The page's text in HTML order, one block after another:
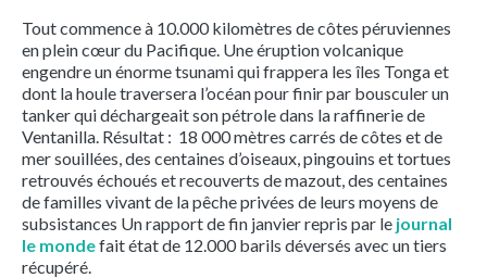
Tout commence à 10.000 kilomètres de côtes péruviennes
en plein cœur du Pacifique. Une éruption volcanique
engendre un énorme tsunami qui frappera les îles Tonga et
dont la houle traversera l’océan pour finir par bousculer un
tanker qui déchargeait son pétrole dans la raffinerie de
Ventanilla. Résultat : 18 000 mètres carrés de côtes et de
mer souillées, des centaines d’oiseaux, pingouins et tortues
retrouvés échoués et recouverts de mazout, des centaines
de familles vivant de la pêche privées de leurs moyens de
subsistances Un rapport de fin janvier repris par le journal
le mondefait état de 12.000 barils déversés avec un tiers
récupéré.